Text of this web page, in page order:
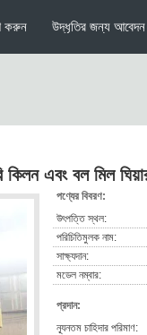
করুন উদ্ধৃতির জন্য আবেদন
এবং বল মিল ঘিয়ার
পণ্যের বিবরণ:
উৎপত্তি স্থল:
পরিচিতিমুলক নাম:
সাক্ষ্যদান:
মডেল নম্বার:
প্রদান:
ন্যূনতম চাহিদার পরিমাণ: